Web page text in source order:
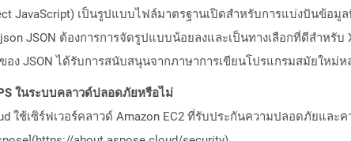
JavaScript) เป็นรูปแบบไฟล์มาตรฐานเปิดสำหรับการแบ่งปันข้อ
JSON ต้องการการจัดรูปแบบน้อยลงและเป็นทางเลือกที่ดีสำห
อง JSON ได้รับการสนับสนุนจากภาษาการเขียนโปรแกรมสมัยใหม่
ในระบบคลาวด์ปลอดภัยหรือไม่
ใช้เซิร์ฟเวอร์คลาวด์ Amazon EC2 ที่รับประกันความปลอดภัยแล